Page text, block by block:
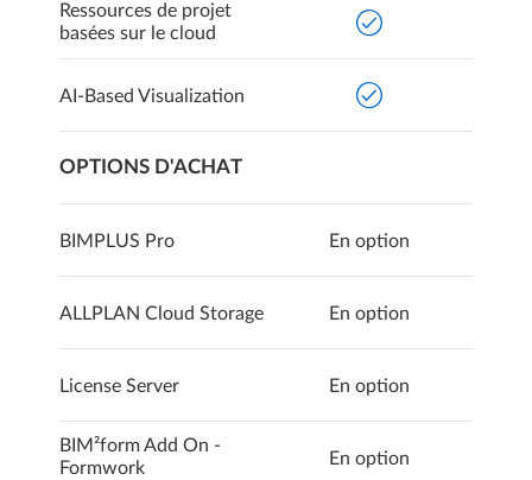
Ressources de projet
basées sur le cloud
AI-Based Visualization
OPTIONS D'ACHAT
BIMPLUS Pro En option
ALLPLAN Cloud Storage En option
License Server En option
BIM²form Add On -
Formwork
En option